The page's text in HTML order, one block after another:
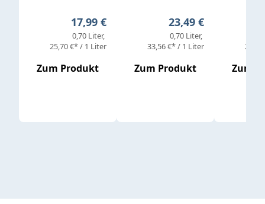
Regulärer Preis:
17,99 €
0,70 Liter
25,70 €* / 1 Liter
Zum Produkt
Regulärer Preis:
23,49 €
0,70 Liter
33,56 €* / 1 Liter
Zum Produkt Zum